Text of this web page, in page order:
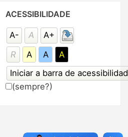
Acessibilidade
ACESSIBILIDADE
A- A
A+
R
A A A
(sempre?)